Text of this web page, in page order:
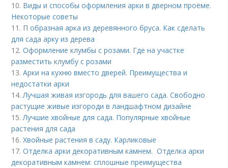
10. Виды и способы оформления арки в дверном проёме.
Некоторые советы
11. П образная арка из деревянного бруса. Как сделать
для сада арку из дерева
12.Оформление клумбы с розами. Где на участке
разместить клумбу с розами
13.Арки на кухню вместо дверей. Преимущества и
недостатки арки
14.Лучшая живая изгородь для вашего сада. Свободно
растущие живые изгороди в ландшафтном дизайне
15.Лучшие хвойные для сада. Популярные хвойные
растения для сада
16.Хвойные растения в саду. Карликовые
17.Отделка арки декоративным камнем. Отделка арки
декоративным камнем: сплошные преимущества